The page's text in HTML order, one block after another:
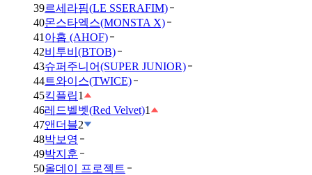
39르세라핌(LE SSERAFIM)
40몬스타엑스(MONSTA X)
41 아홉 (AHOF)
42비투비(BTOB)
43슈퍼주니어(SUPER JUNIOR)
44트와이스(TWICE)
45킥플립1
46레드벨벳(Red Velvet)1
47앤더블2
48박보영
49박지훈
50올데이 프로젝트